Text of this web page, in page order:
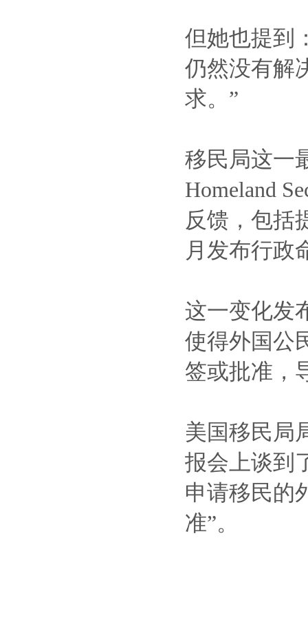
但她也提到
仍然没有解
求。”
移民局这一
Homeland
反馈，包括
月发布行政
这一变化发
使得外国公
签或批准，
美国移民局
报会上谈到
申请移民的
准”。